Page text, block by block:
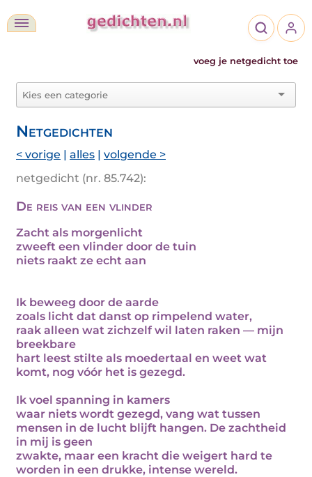
voeg je netgedicht toe
Netgedichten
< vorige | alles | volgende >
netgedicht (nr. 85.742):
De reis van een vlinder
Zacht als morgenlicht
zweeft een vlinder door de tuin
niets raakt ze echt aan
Ik beweeg door de aarde
zoals licht dat danst op rimpelend water,
raak alleen wat zichzelf wil laten raken — mijn
breekbare
hart leest stilte als moedertaal en weet wat
komt, nog vóór het is gezegd.
Ik voel spanning in kamers
waar niets wordt gezegd, vang wat tussen
mensen in de lucht blijft hangen. De zachtheid
in mij is geen
zwakte, maar een kracht die weigert hard te
worden in een drukke, intense wereld.